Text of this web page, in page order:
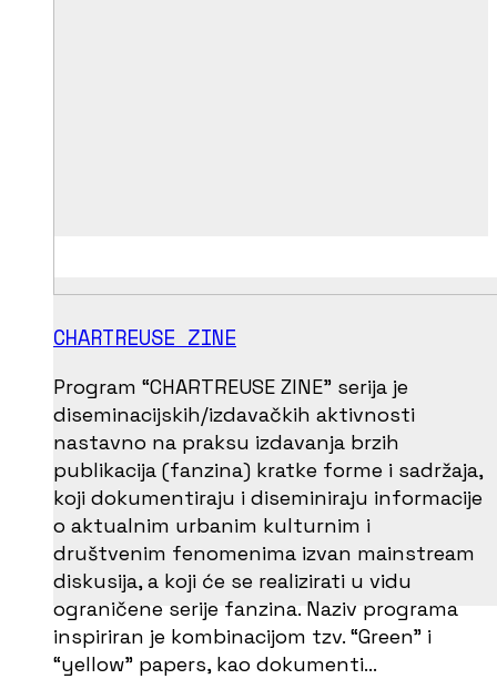
CHARTREUSE ZINE
Program “CHARTREUSE ZINE” serija je
diseminacijskih/izdavačkih aktivnosti
nastavno na praksu izdavanja brzih
publikacija (fanzina) kratke forme i sadržaja,
koji dokumentiraju i diseminiraju informacije
o aktualnim urbanim kulturnim i
društvenim fenomenima izvan mainstream
diskusija, a koji će se realizirati u vidu
ograničene serije fanzina. Naziv programa
inspiriran je kombinacijom tzv. “Green” i
“yellow” papers, kao dokumenti…